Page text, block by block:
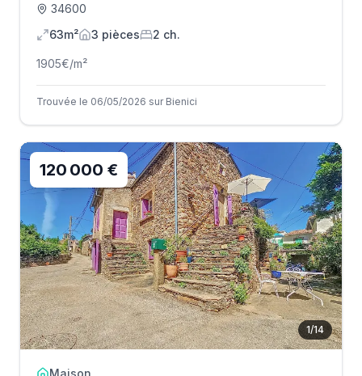
34600
63m²
3 pièces 2 ch.
1905€/m²
Trouvée le 06/05/2026 sur Bienici
1/14
120 000 €
Maison